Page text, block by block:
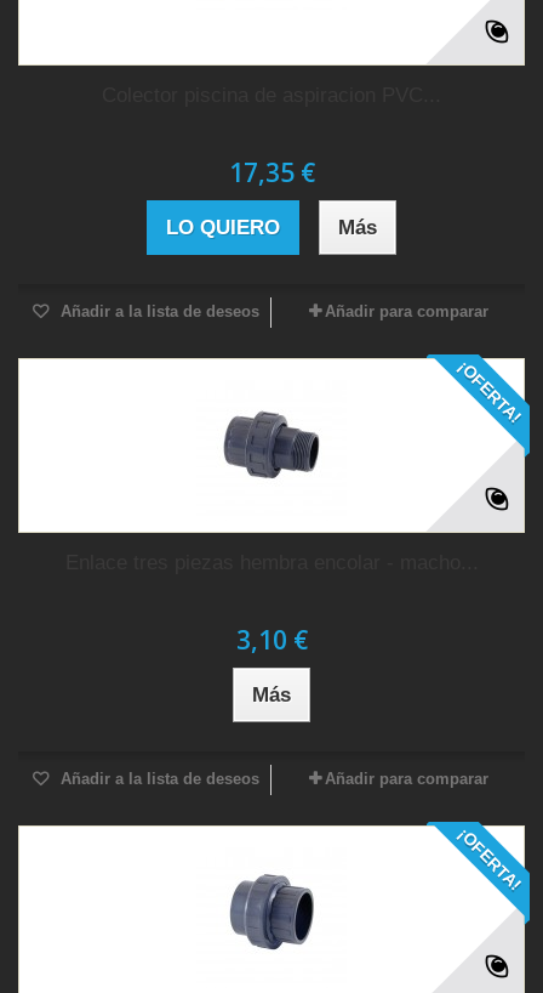
17,35 €
LO QUIERO Más
Añadir a la lista de deseos Añadir para comparar
¡OFERTA!
3,10 €
Más
Añadir a la lista de deseos Añadir para comparar
¡OFERTA!